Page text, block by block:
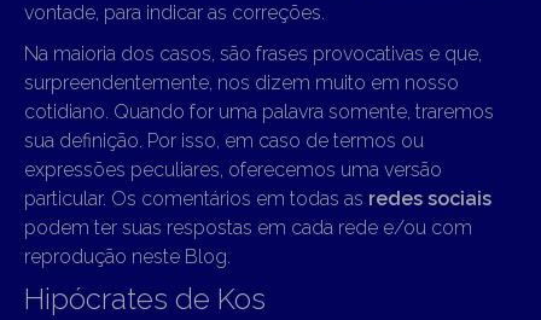
vontade, para indicar as correções.
Na maioria dos casos, são frases provocativas e que,
surpreendentemente, nos dizem muito em nosso
cotidiano. Quando for uma palavra somente, traremos
sua definição. Por isso, em caso de termos ou
expressões peculiares, oferecemos uma versão
particular. Os comentários em todas as redes sociais
podem ter suas respostas em cada rede e/ou com
reprodução neste Blog.
Hipócrates de Kos